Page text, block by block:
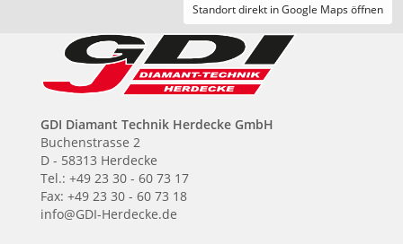
Standort direkt in Google Maps öffnen
GDI Diamant Technik Herdecke GmbH
Buchenstrasse 2
D - 58313 Herdecke
Tel.: +49 23 30 - 60 73 17
Fax: +49 23 30 - 60 73 18
info@GDI-Herdecke.de